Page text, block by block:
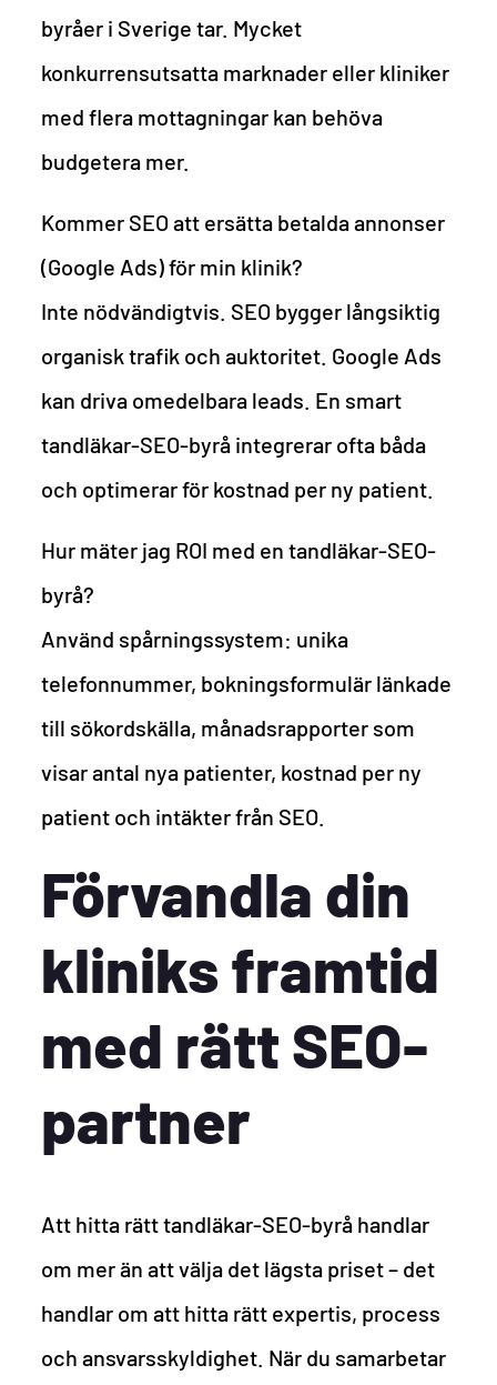
byråer i Sverige tar. Mycket
konkurrensutsatta marknader eller kliniker
med flera mottagningar kan behöva
budgetera mer.
Kommer SEO att ersätta betalda annonser
(Google Ads) för min klinik?
Inte nödvändigtvis. SEO bygger långsiktig
organisk trafik och auktoritet. Google Ads
kan driva omedelbara leads. En smart
tandläkar-SEO-byrå integrerar ofta båda
och optimerar för kostnad per ny patient.
Hur mäter jag ROI med en tandläkar-SEO-
byrå?
Använd spårningssystem: unika
telefonnummer, bokningsformulär länkade
till sökordskälla, månadsrapporter som
visar antal nya patienter, kostnad per ny
patient och intäkter från SEO.
Förvandla din
kliniks framtid
med rätt SEO-
partner
Att hitta rätt tandläkar-SEO-byrå handlar
om mer än att välja det lägsta priset – det
handlar om att hitta rätt expertis, process
och ansvarsskyldighet. När du samarbetar